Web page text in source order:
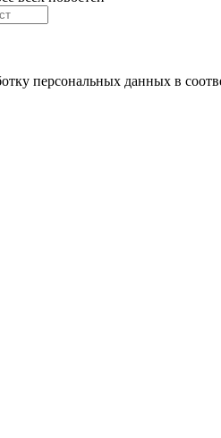
персональных данных в